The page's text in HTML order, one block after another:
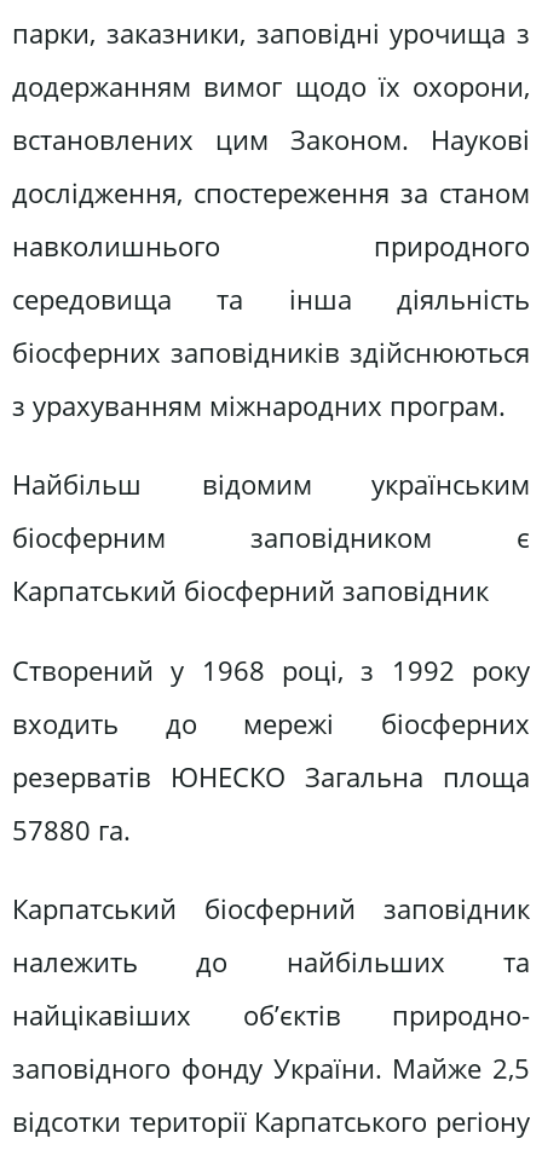
парки, заказники, заповідні урочища з
додержанням вимог щодо їх охорони,
встановлених цим Законом. Наукові
дослідження, спостереження за станом
навколишнього природного
середовища та інша діяльність
біосферних заповідників здійснюються
з урахуванням міжнародних програм.
Найбільш відомим українським
біосферним заповідником є
Карпатський біосферний заповідник
Створений у 1968 році, з 1992 року
входить до мережі біосферних
резерватів ЮНЕСКО Загальна площа
57880 га.
Карпатський біосферний заповідник
належить до найбільших та
найцікавіших об’єктів природно-
заповідного фонду України. Майже 2,5
відсотки території Карпатського регіону